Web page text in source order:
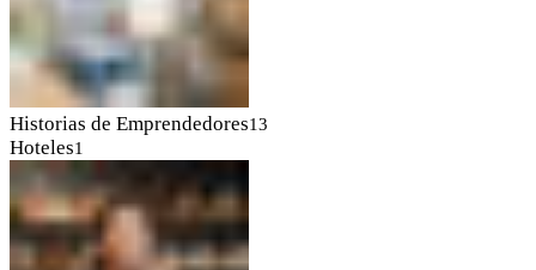
Historias de Emprendedores13
Hoteles1